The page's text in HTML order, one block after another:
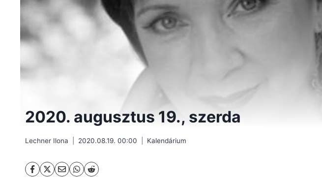
2020. augusztus 19., szerda
Lechner Ilona 2020.08.19. 00:00 Kalendárium